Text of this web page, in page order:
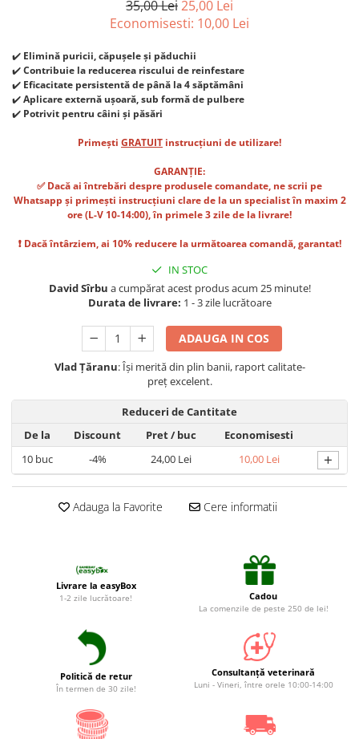
Suplimente și vitamine păsări și
Laxative
Gel antiinflamator
35,00 Lei25,00 Lei
Economisesti: 10,00 Lei
✔️ Elimină puricii, căpușele și păduchii
✔️Contribuie la reducerea riscului de reinfestare
✔️ Eficacitate persistentă de până la 4 săptămâni
✔️Aplicare externă ușoară, sub formă de pulbere
✔️ Potrivit pentru câini și păsări
Primești GRATUIT instrucțiuni de utilizare!
GARANȚIE:
✅ Dacă ai întrebări despre produsele comandate, ne scrii pe
Whatsapp și primești instrucțiuni clare de la un specialist în maxim 2
ore (L-V 10-14:00), în primele 3 zile de la livrare!
❗ Dacă întârziem, ai 10% reducere la următoarea comandă, garantat!
IN STOC
David Sîrbu a cumpărat acest produs acum 25 minute!
Durata de livrare: 1 - 3 zile lucrătoare
ADAUGA IN COS
Vlad Țăranu: Își merită din plin banii, raport calitate-
preț excelent.
Reduceri de Cantitate
De la
Discount Pret/ buc
Economisesti
10buc -4% 24,00 Lei 10,00 Lei +
Adauga la Favorite Cere informatii
Livrare la easyBox
1-2 zile lucrătoare! Cadou
La comenzile de peste 250 de lei!
Politică de retur
În termen de 30 zile!
Consultanță veterinară
Luni - Vineri, între orele 10:00-14:00